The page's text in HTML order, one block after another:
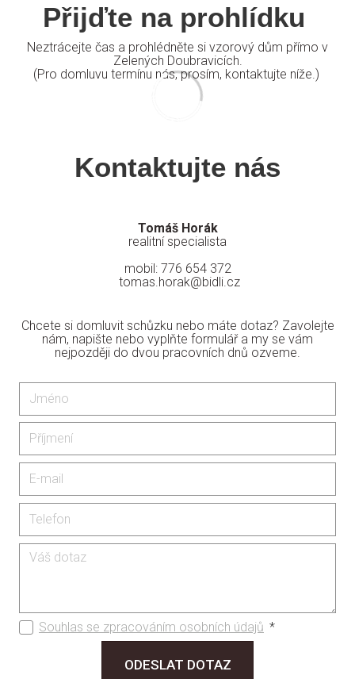
Přijďte na prohlídku
Neztrácejte čas a prohlédněte si vzorový dům přímo v
Zelených Doubravicích.
(Pro domluvu termínu nás, prosím, kontaktujte níže.)
Kontaktujte nás
Tomáš Horák
realitní specialista
mobil: 776 654 372
tomas.horak@bidli.cz
Chcete si domluvit schůzku nebo máte dotaz? Zavolejte
nám, napište nebo vyplňte formulář a my se vám
nejpozději do dvou pracovních dnů ozveme.
Souhlas se zpracováním osobních údajů *
ODESLAT DOTAZ